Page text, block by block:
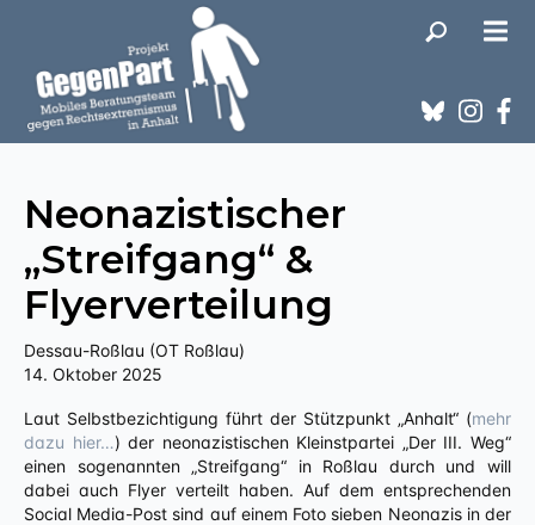
Neonazistischer
„Streifgang“ &
Flyerverteilung
Dessau-Roßlau (OT Roßlau)
14. Oktober 2025
Laut Selbstbezichtigung führt der Stützpunkt „Anhalt“ (mehr
dazu hier…) der neonazistischen Kleinstpartei „Der III. Weg“
einen sogenannten „Streifgang“ in Roßlau durch und will
dabei auch Flyer verteilt haben. Auf dem entsprechenden
Social Media-Post sind auf einem Foto sieben Neonazis in der